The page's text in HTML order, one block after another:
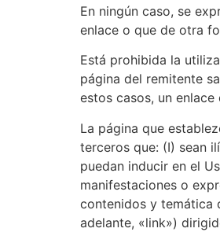
En ningún caso, se
enlace o que de otra
Está prohibida la
página del remitente
estos casos, un
La página que
terceros que: (I) sean
puedan inducir en el
manifestaciones o
contenidos y temática
adelante, «link»)